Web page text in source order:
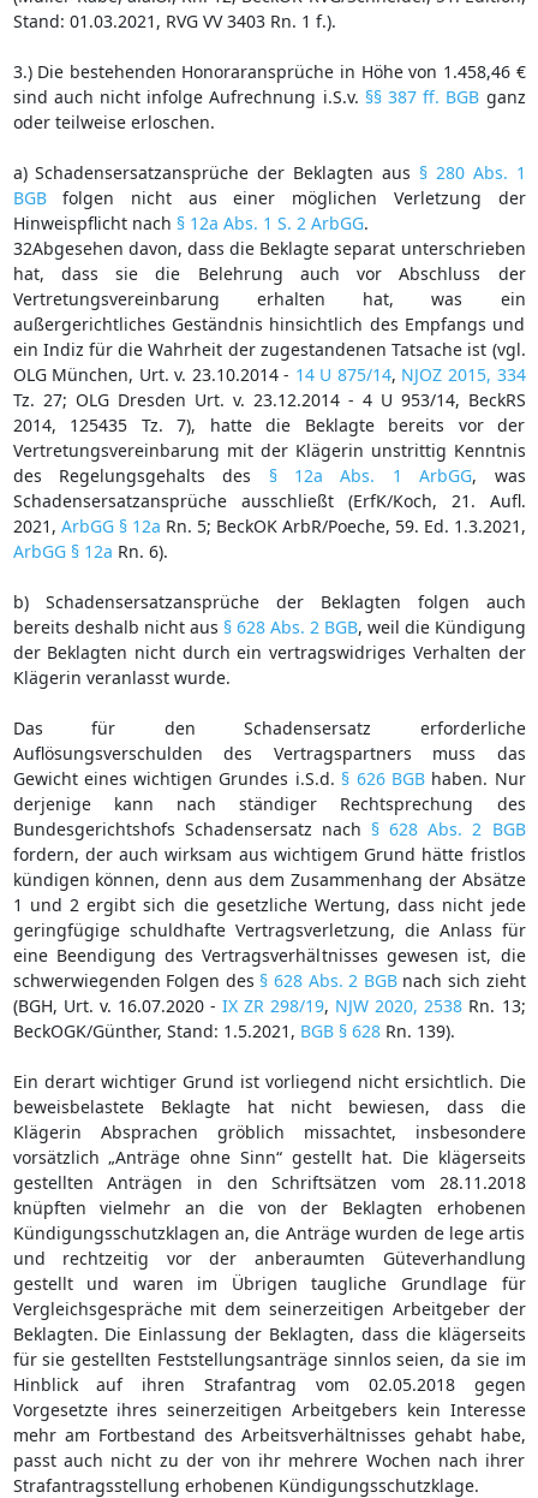
Stand: 01.03.2021, RVG VV 3403 Rn. 1 f.).
3.) Die bestehenden Honoraransprüche in Höhe von 1.458,46 €
sind auch nicht infolge Aufrechnung i.S.v. §§ 387 ff. BGB ganz
oder teilweise erloschen.
a) Schadensersatzansprüche der Beklagten aus § 280 Abs. 1
BGBfolgen nicht aus einer möglichen Verletzung der
Hinweispflicht nach § 12a Abs. 1 S. 2 ArbGG.
32Abgesehen davon, dass die Beklagte separat unterschrieben
hat, dass sie die Belehrung auch vor Abschluss der
Vertretungsvereinbarung erhalten hat, was ein
außergerichtliches Geständnis hinsichtlich des Empfangs und
ein Indiz für die Wahrheit der zugestandenen Tatsache ist (vgl.
OLG München, Urt. v. 23.10.2014 - 14 U 875/14, NJOZ 2015, 334
Tz. 27; OLG Dresden Urt. v. 23.12.2014 - 4 U 953/14, BeckRS
2014, 125435 Tz. 7), hatte die Beklagte bereits vor der
Vertretungsvereinbarung mit der Klägerin unstrittig Kenntnis
des Regelungsgehalts des § 12a Abs. 1 ArbGG, was
Schadensersatzansprüche ausschließt (ErfK/Koch, 21. Aufl.
2021, ArbGG § 12a Rn. 5; BeckOK ArbR/Poeche, 59. Ed. 1.3.2021,
ArbGG § 12a Rn. 6).
b) Schadensersatzansprüche der Beklagten folgen auch
bereits deshalb nicht aus § 628 Abs. 2 BGB, weil die Kündigung
der Beklagten nicht durch ein vertragswidriges Verhalten der
Klägerin veranlasst wurde.
Das für den Schadensersatz erforderliche
Auflösungsverschulden des Vertragspartners muss das
Gewicht eines wichtigen Grundes i.S.d. § 626 BGBhaben. Nur
derjenige kann nach ständiger Rechtsprechung des
Bundesgerichtshofs Schadensersatz nach § 628 Abs. 2 BGB
fordern, der auch wirksam aus wichtigem Grund hätte fristlos
kündigen können, denn aus dem Zusammenhang der Absätze
1 und 2 ergibt sich die gesetzliche Wertung, dass nicht jede
geringfügige schuldhafte Vertragsverletzung, die Anlass für
eine Beendigung des Vertragsverhältnisses gewesen ist, die
schwerwiegenden Folgen des § 628 Abs. 2 BGBnach sich zieht
(BGH, Urt. v. 16.07.2020 - IX ZR 298/19, NJW 2020, 2538 Rn. 13;
BeckOGK/Günther, Stand: 1.5.2021, BGB § 628Rn. 139).
Ein derart wichtiger Grund ist vorliegend nicht ersichtlich. Die
beweisbelastete Beklagte hat nicht bewiesen, dass die
Klägerin Absprachen gröblich missachtet, insbesondere
vorsätzlich „Anträge ohne Sinn“ gestellt hat. Die klägerseits
gestellten Anträgen in den Schriftsätzen vom 28.11.2018
knüpften vielmehr an die von der Beklagten erhobenen
Kündigungsschutzklagen an, die Anträge wurden de lege artis
und rechtzeitig vor der anberaumten Güteverhandlung
gestellt und waren im Übrigen taugliche Grundlage für
Vergleichsgespräche mit dem seinerzeitigen Arbeitgeber der
Beklagten. Die Einlassung der Beklagten, dass die klägerseits
für sie gestellten Feststellungsanträge sinnlos seien, da sie im
Hinblick auf ihren Strafantrag vom 02.05.2018 gegen
Vorgesetzte ihres seinerzeitigen Arbeitgebers kein Interesse
mehr am Fortbestand des Arbeitsverhältnisses gehabt habe,
passt auch nicht zu der von ihr mehrere Wochen nach ihrer
Strafantragsstellung erhobenen Kündigungsschutzklage.